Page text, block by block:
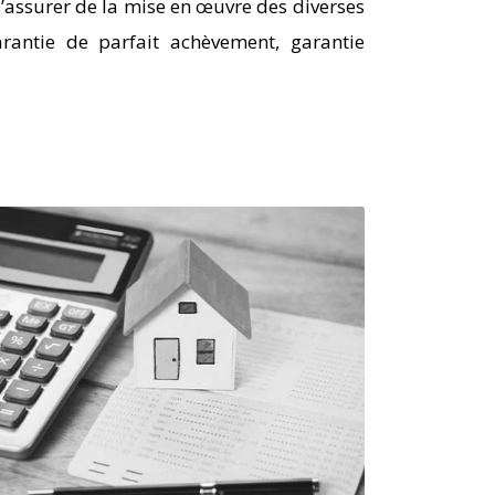
de la mise en œuvre des diverses
de parfait achèvement, garantie